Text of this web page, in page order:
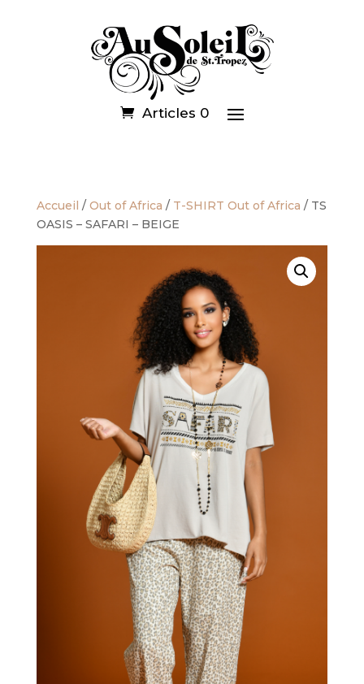
Articles 0
Accueil / Out of Africa / T-SHIRT Out of Africa / TS
OASIS – SAFARI – BEIGE